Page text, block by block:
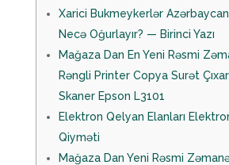
Xarici Bukmeykerlər
Necə Oğurlayır? — Birinci Yazı
Mağaza Dan En Yeni Rəsmi
Rəngli Printer Copya Surət
Skaner Epson L3101
Elektron Qelyan Elanları
Qiyməti
Mağaza Dan Yeni Rəsmi